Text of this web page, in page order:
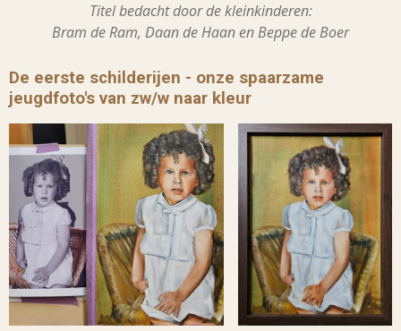
Titel bedacht door de kleinkinderen:
Bram de Ram, Daan de Haan en Beppe de Boer
De eerste schilderijen - onze spaarzame
jeugdfoto's van zw/w naar kleur